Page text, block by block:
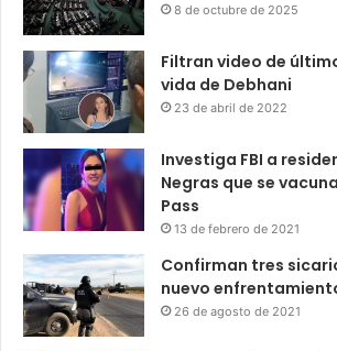
8 de octubre de 2025
Filtran video de
vida de Debhani
23 de abril de 2022
Investiga FBI a
Negras que se
Pass
13 de febrero de 2021
Confirman tres
nuevo
26 de agosto de 2021